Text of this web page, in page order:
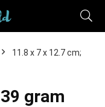
11.8 x 7 x 12.7 cm;
gram